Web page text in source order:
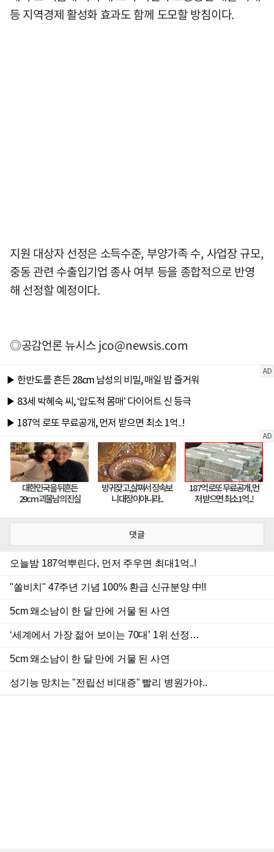
등 지역경제 활성화 효과도 함께 도모할 방침이다.
지원 대상자 선정은 소득수준, 부양가족 수, 사업장 규모,
중동 관련 수출입기업 종사 여부 등을 종합적으로 반영
해 선정할 예정이다.
◎공감언론 뉴시스jco@newsis.com
댓글